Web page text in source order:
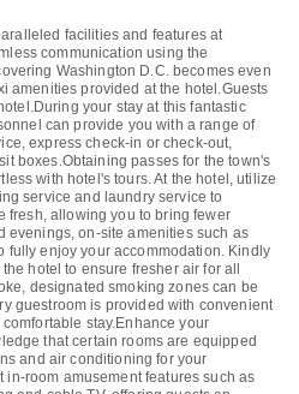
facilities and features at
communication using the
Washington D.C. becomes even
amenities provided at the hotel.Guests
your stay at this fantastic
can provide you with a range of
express check-in or check-out,
boxes.Obtaining passes for the town's
with hotel's tours. At the hotel, utilize
service and laundry service to
fresh, allowing you to bring fewer
evenings, on-site amenities such as
fully enjoy your accommodation. Kindly
hotel to ensure fresher air for all
designated smoking zones can be
guestroom is provided with convenient
stay.Enhance your
that certain rooms are equipped
and air conditioning for your
room amusement features such as